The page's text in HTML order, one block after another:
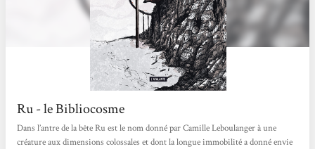
Ru - le Bibliocosme
Dans l’antre de la bête Ru est le nom donné par Camille Leboulanger à une
créature aux dimensions colossales et dont la longue immobilité a donné envie